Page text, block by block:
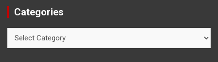
Categories